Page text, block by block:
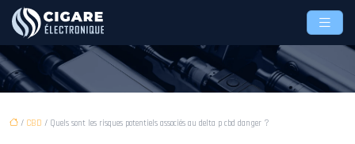
/ CBD / Quels sont les risques potentiels associés au delta p cbd danger ?